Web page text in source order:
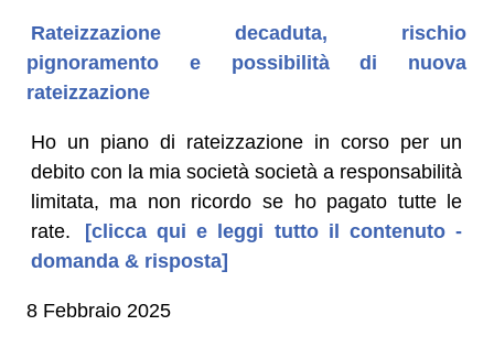
Rateizzazione decaduta, rischio
pignoramento e possibilità di nuova
rateizzazione
Ho un piano di rateizzazione in corso per un
debito con la mia società società a responsabilità
limitata, ma non ricordo se ho pagato tutte le
rate.
[clicca qui e leggi tutto il contenuto -
domanda & risposta]
8 Febbraio 2025